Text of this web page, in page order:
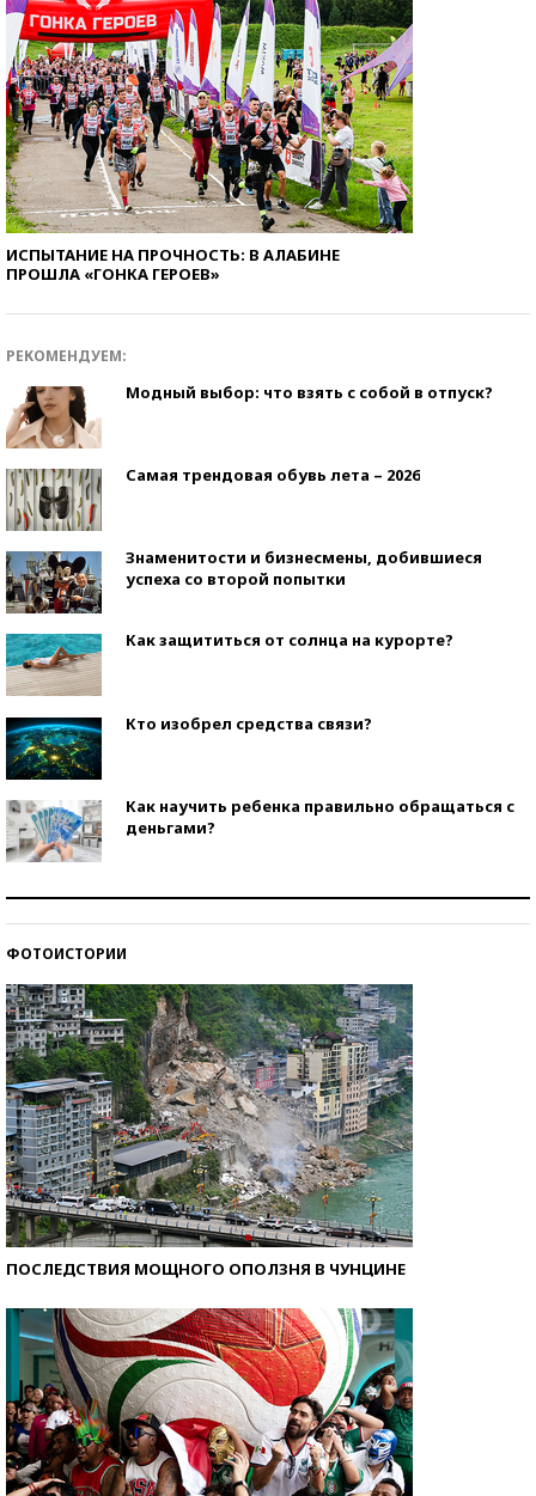
ИСПЫТАНИЕ НА ПРОЧНОСТЬ: В АЛАБИНЕ
ПРОШЛА «ГОНКА ГЕРОЕВ»
РЕКОМЕНДУЕМ:
Модный выбор: что взять с собой в отпуск?
Самая трендовая обувь лета – 2026
Знаменитости и бизнесмены, добившиеся
успеха со второй попытки
Как защититься от солнца на курорте?
Кто изобрел средства связи?
Как научить ребенка правильно обращаться с
деньгами?
ФОТОИСТОРИИ
ПОСЛЕДСТВИЯ МОЩНОГО ОПОЛЗНЯ В ЧУНЦИНЕ